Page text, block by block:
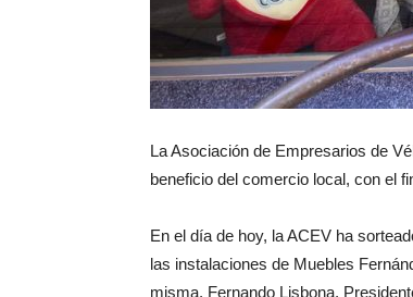
La Asociación de Empresarios de
beneficio del comercio local, con el
En el día de hoy, la ACEV ha
las instalaciones de Muebles
misma, Fernando Lisbona,